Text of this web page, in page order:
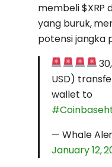
membeli $XRP
yang buruk,
potensi jangka
USD)
wallet to
#Coinbase
— Whale
January 12,